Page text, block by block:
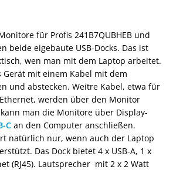
für Profis 241B7QUBHEB und
beide eigebaute USB-Docks. Das ist
wen man mit dem Laptop arbeitet.
Gerät mit einem Kabel mit dem
und abstecken. Weitre Kabel, etwa für
werden über den Monitor
man die Monitore über Display-
C an den Computer anschließen.
natürlich nur, wenn auch der Laptop
Das Dock bietet 4 x USB-A, 1 x
(RJ45). Lautsprecher mit 2 x 2 Watt